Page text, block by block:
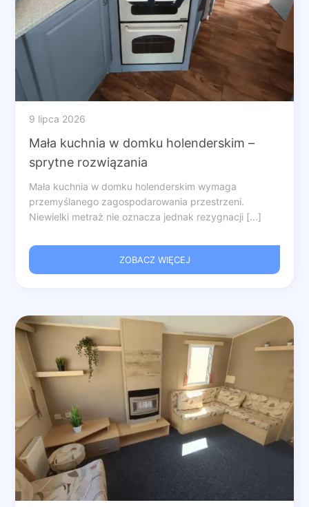
9 lipca 2026
Mała kuchnia w domku holenderskim –
sprytne rozwiązania
Mała kuchnia w domku holenderskim wymaga
przemyślanego zagospodarowania przestrzeni.
Niewielki metraż nie oznacza jednak rezygnacji [...]
ZOBACZ WIĘCEJ